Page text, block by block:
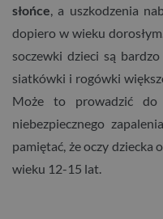
słońce, a uszkodzenia
dopiero w wieku
soczewki dzieci są
siatkówki i rogówki
Może to prowadzić do
niebezpiecznego
pamiętać, że oczy dziecka
wieku 12-15 lat.